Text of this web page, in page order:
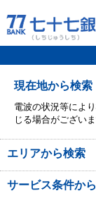
現在地から検索
電波の状況等によ
じる場合がございま
エリアから検索
サービス条件か